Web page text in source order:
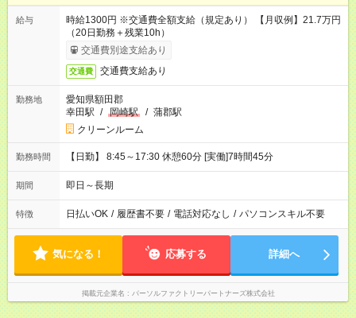
給与
時給1300円 ※交通費全額支給（規定あり） 【月収例】21.7万円
（20日勤務＋残業10h）
交通費別途支給あり
交通費 交通費支給あり
勤務地
愛知県額田郡
幸田駅 / 岡崎駅 / 蒲郡駅
クリーンルーム
勤務時間 【日勤】 8:45～17:30 休憩60分 [実働]7時間45分
期間 即日～長期
特徴 日払いOK / 履歴書不要 / 電話対応なし / パソコンスキル不要
気になる！ 応募する 詳細へ
掲載元企業名 パーソルファクトリーパートナーズ株式会社